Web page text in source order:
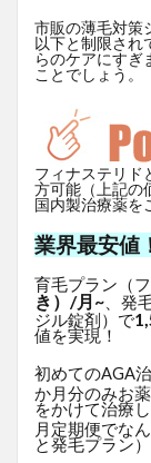
市販の薄毛対策
以下と制限され
らのケアにすぎ
ことでしょう。
フィナステリド
方可能（上記の
国内製治療薬を
業界最安値
育毛プラン（
き）/月~ 、発
ジル錠剤）で
値を実現！
初めてのAGA
か月分のみお
をかけて治療
月定期便でな
と発毛プラン）